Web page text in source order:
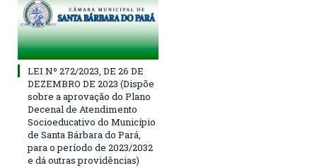
LEI Nº 272/2023, DE 26 DE
DEZEMBRO DE 2023 (Dispõe
sobre a aprovação do Plano
Decenal de Atendimento
Socioeducativo do Município
de Santa Bárbara do Pará,
para o período de 2023/2032
e dá outras providências)